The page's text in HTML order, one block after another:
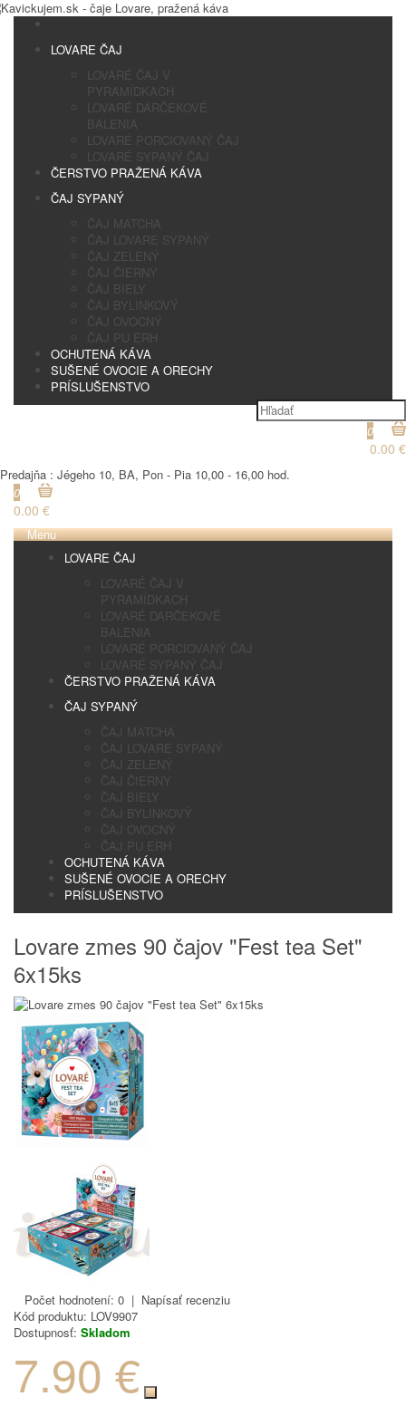
LOVARE ČAJ
LOVARÉ ČAJ V
PYRAMÍDKACH
LOVARÉ DARČEKOVÉ
BALENIA
LOVARÉ PORCIOVANÝ ČAJ
LOVARÉ SYPANÝ ČAJ
ČERSTVO PRAŽENÁ KÁVA
ČAJ SYPANÝ
ČAJ MATCHA
ČAJ LOVARE SYPANÝ
ČAJ ZELENÝ
ČAJ ČIERNY
ČAJ BIELY
ČAJ BYLINKOVÝ
ČAJ OVOCNÝ
ČAJ PU ERH
OCHUTENÁ KÁVA
SUŠENÉ OVOCIE A ORECHY
PRÍSLUŠENSTVO
0
0.00 €
Predajňa : Jégeho 10, BA, Pon - Pia 10,00 - 16,00 hod.
0
0.00 €
Menu
LOVARE ČAJ
LOVARÉ ČAJ V
PYRAMÍDKACH
LOVARÉ DARČEKOVÉ
BALENIA
LOVARÉ PORCIOVANÝ ČAJ
LOVARÉ SYPANÝ ČAJ
ČERSTVO PRAŽENÁ KÁVA
ČAJ SYPANÝ
ČAJ MATCHA
ČAJ LOVARE SYPANÝ
ČAJ ZELENÝ
ČAJ ČIERNY
ČAJ BIELY
ČAJ BYLINKOVÝ
ČAJ OVOCNÝ
ČAJ PU ERH
OCHUTENÁ KÁVA
SUŠENÉ OVOCIE A ORECHY
PRÍSLUŠENSTVO
Lovare zmes 90 čajov "Fest tea Set"
6x15ks
Počet hodnotení: 0 | Napísať recenziu
Kód produktu: LOV9907
Dostupnosť: Skladom
7.90 €